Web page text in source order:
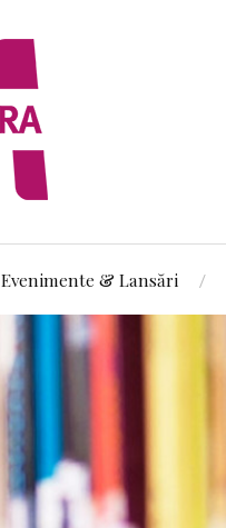
Evenimente & Lansări